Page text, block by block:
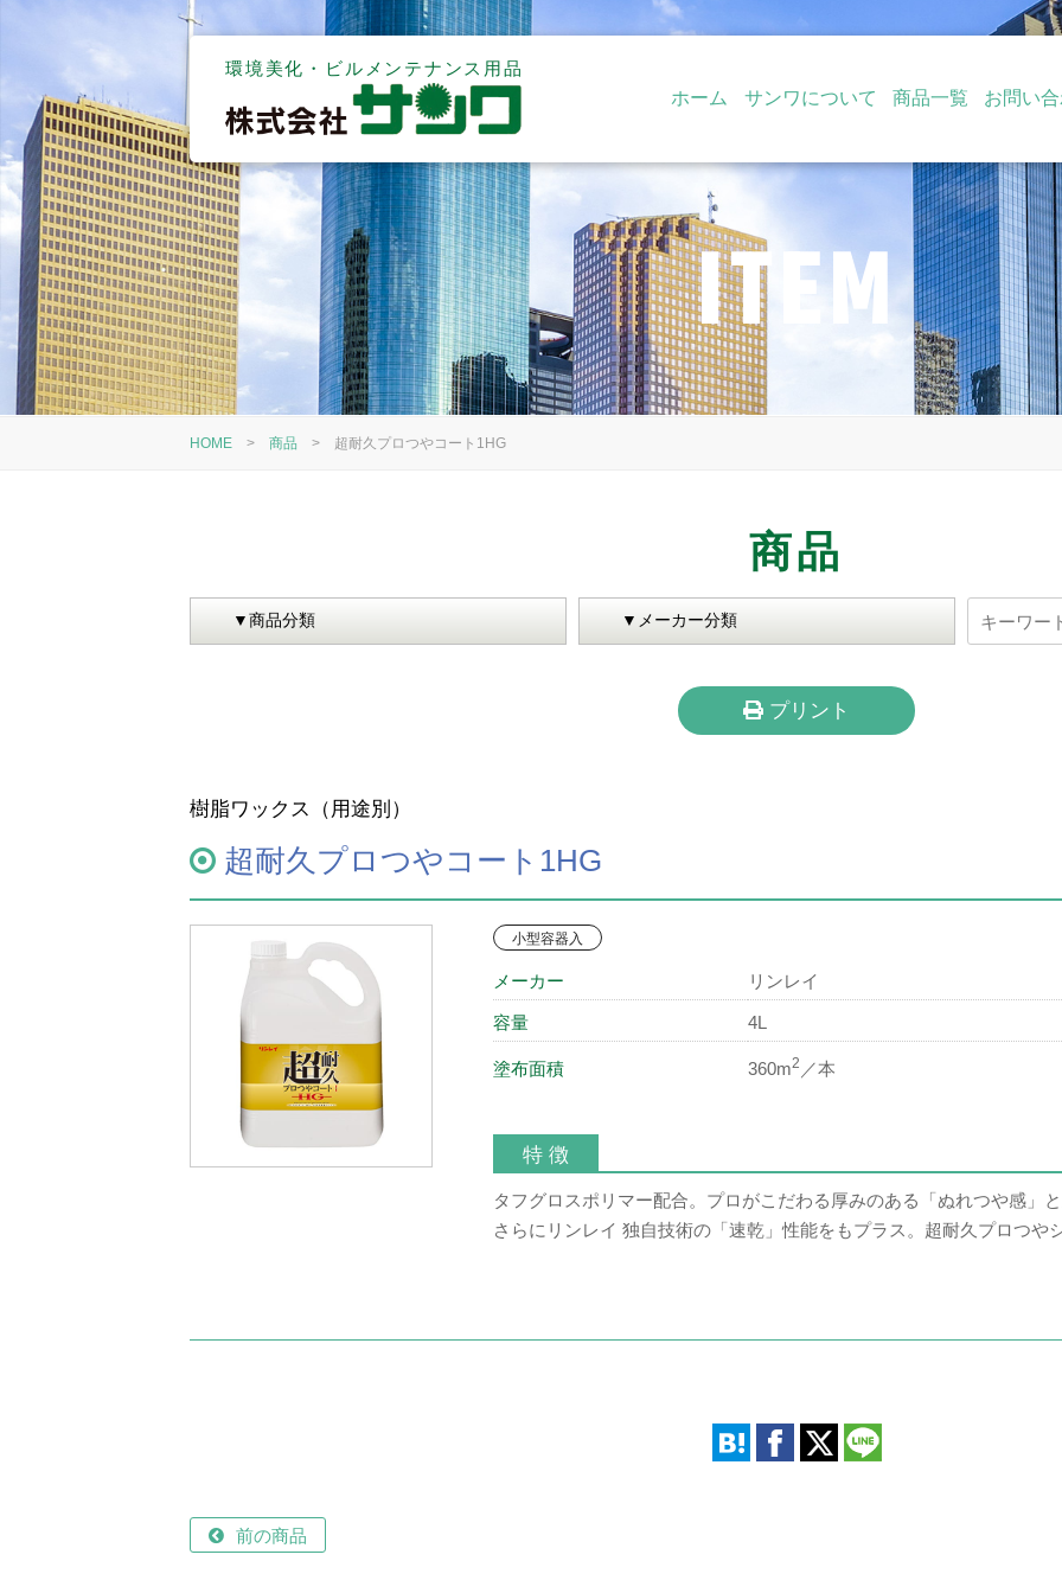
環境美化・ビルメンテナンス用品
ホーム
サンワについて 商品一覧 お問い
ITEM
HOME > 商品 > 超耐久プロつやコート1HG
商品
プリント
樹脂ワックス（用途別）
超耐久プロつやコート1HG
小型容器入
メーカー リンレイ
容量 4L
塗布面積 360m2 ／本
特 徴
タフグロスポリマー配合。プロがこだわる厚みのある「ぬれつや感」
さらにリンレイ 独自技術の「速乾」性能をもプラス。超耐久プロつや
前の商品